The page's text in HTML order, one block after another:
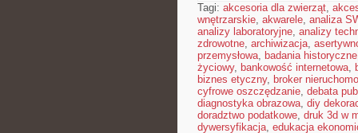
Tagi: akcesoria dla zwierząt,
wnętrzarskie, akwarele, analiza
analizy laboratoryjne, analizy
zdrowotne, archiwizacja,
przemysłowa, badania historyczne
życiowy, bankowość internetowa,
biznes etyczny, broker
cyfrowe oszczędzanie, debata
diagnostyka obrazowa, diy
doradztwo podatkowe, druk 3d w
dywersyfikacja, edukacja